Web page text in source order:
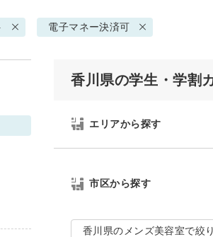
電子マネー決済可
香川県の学生・学割
エリアから探す
市区から探す
香川県のメンズ美容室で絞